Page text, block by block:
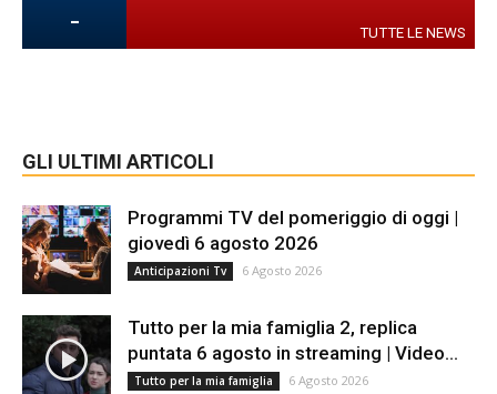
- TUTTE LE NEWS
GLI ULTIMI ARTICOLI
Programmi TV del pomeriggio di oggi |
giovedì 6 agosto 2026
Anticipazioni Tv 6 Agosto 2026
Tutto per la mia famiglia 2, replica
puntata 6 agosto in streaming | Video...
Tutto per la mia famiglia 6 Agosto 2026